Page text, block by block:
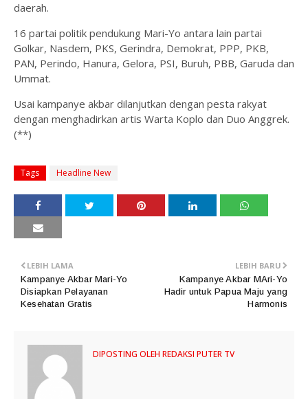
daerah.
16 partai politik pendukung Mari-Yo antara lain partai
Golkar, Nasdem, PKS, Gerindra, Demokrat, PPP, PKB,
PAN, Perindo, Hanura, Gelora, PSI, Buruh, PBB, Garuda dan
Ummat.
Usai kampanye akbar dilanjutkan dengan pesta rakyat
dengan menghadirkan artis Warta Koplo dan Duo Anggrek.
(**)
Tags Headline New
LEBIH BARU
Kampanye Akbar MAri-Yo
Hadir untuk Papua Maju yang
Harmonis
LEBIH LAMA
Kampanye Akbar Mari-Yo
Disiapkan Pelayanan
Kesehatan Gratis
DIPOSTING OLEH REDAKSI PUTER TV